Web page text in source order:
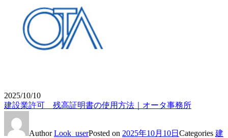
2025/10/10
建設業許可 残高証明書の使用方法｜オータ事務所
AuthorLook_userPosted on 2025年10月10日 Categories 建